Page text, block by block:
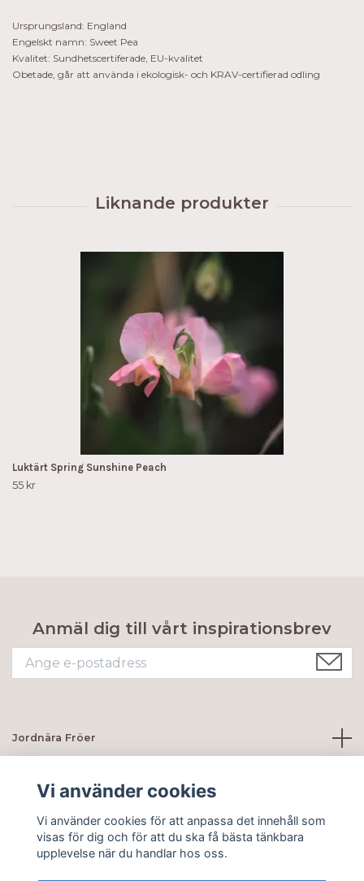
Ursprungsland: England
Engelskt namn: Sweet Pea
Kvalitet: Sundhetscertiferade, EU-kvalitet
Obetade, går att använda i ekologisk- och KRAV-certifierad odling
Luktärt Spring Sunshine Peach
55 kr
Anmäl dig till vårt inspirationsbrev
Jordnära Fröer
Sociala medier
Vi använder cookies
Vi använder cookies för att anpassa det innehåll som
visas för dig och för att du ska få bästa tänkbara
upplevelse när du handlar hos oss.